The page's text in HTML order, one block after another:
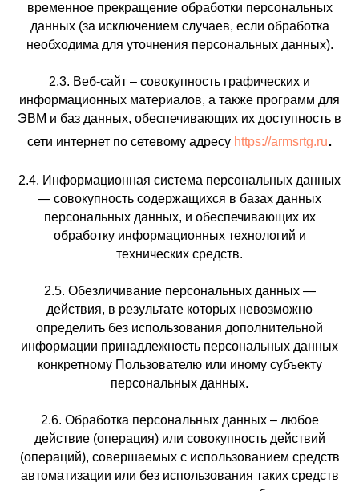
временное прекращение обработки персональных
данных (за исключением случаев, если обработка
необходима для уточнения персональных данных).
2.3. Веб-сайт – совокупность графических и
информационных материалов, а также программ для
ЭВМ и баз данных, обеспечивающих их доступность в
сети интернет по сетевому адресу https://armsrtg.ru.
2.4. Информационная система персональных данных
— совокупность содержащихся в базах данных
персональных данных, и обеспечивающих их
обработку информационных технологий и
технических средств.
2.5. Обезличивание персональных данных —
действия, в результате которых невозможно
определить без использования дополнительной
информации принадлежность персональных данных
конкретному Пользователю или иному субъекту
персональных данных.
2.6. Обработка персональных данных – любое
действие (операция) или совокупность действий
(операций), совершаемых с использованием средств
автоматизации или без использования таких средств